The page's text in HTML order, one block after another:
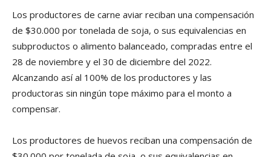
Los productores de carne aviar reciban una compensación
de $30.000 por tonelada de soja, o sus equivalencias en
subproductos o alimento balanceado, compradas entre el
28 de noviembre y el 30 de diciembre del 2022.
Alcanzando así al 100% de los productores y las
productoras sin ningún tope máximo para el monto a
compensar.
Los productores de huevos reciban una compensación de